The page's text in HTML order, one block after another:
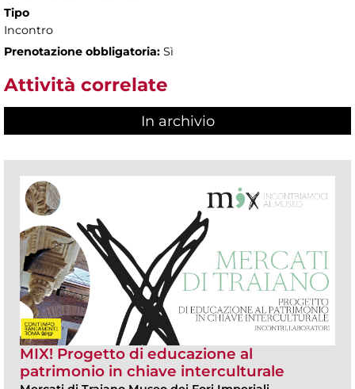
Tipo
Incontro
Prenotazione obbligatoria: Sì
Attività correlate
In archivio
MIX! Progetto di educazione al
patrimonio in chiave interculturale